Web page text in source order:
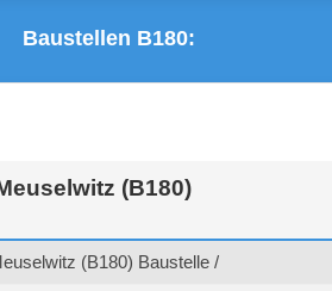
Baustellen B180:
(B180)
(B180) Baustelle /